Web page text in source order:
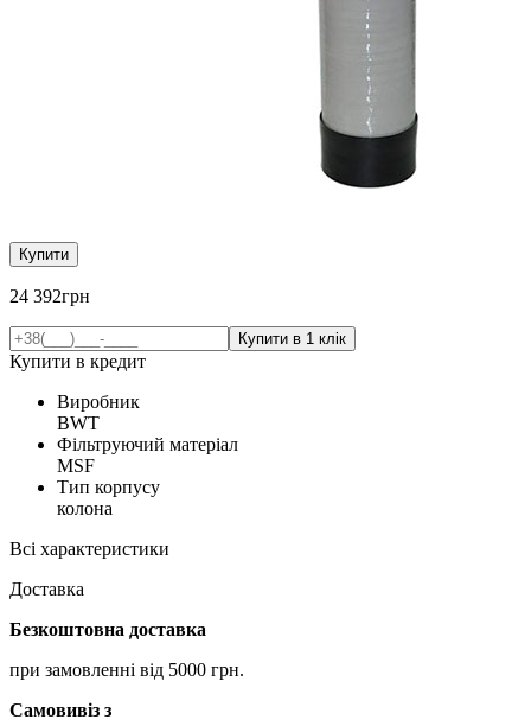
Купити
24 392грн
Купити в кредит
Виробник
BWT
Фільтруючий матеріал
MSF
Тип корпусу
колона
Всі характеристики
Доставка
Безкоштовна доставка
при замовленні від 5000 грн.
Самовивіз з